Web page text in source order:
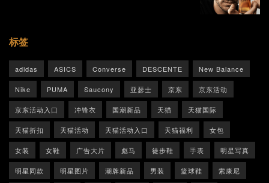
标签
adidas ASICS Converse DESCENTE New Balance
Nike PUMA Saucony 亚瑟士 京东 京东活动
京东活动入口 冲锋衣 国潮新品 天猫 天猫国际
天猫折扣 天猫活动 天猫活动入口 天猫福利 女包
女装 女鞋 广告大片 彪马 徒步鞋 手表 明星写真
明星同款 明星图片 潮牌新品 男装 篮球鞋 索康尼